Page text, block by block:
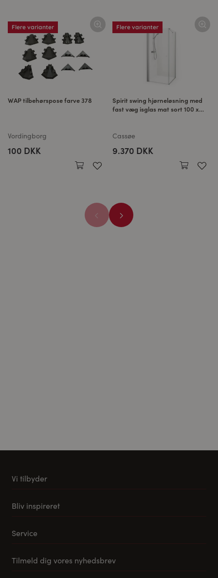
Flere varianter
WAP tilbehørspose farve 378
Vordingborg
100 DKK
Flere varianter
Spirit swing hjørneløsning med
fast væg isglas mat sort 100 x
Cassøe
9.370 DKK
Vi tilbyder
Køkkener
Tilbehør og reservedele
Bliv inspireret
Service
Leveringsmuligheder
Tilmeld dig vores nyhedsbrev